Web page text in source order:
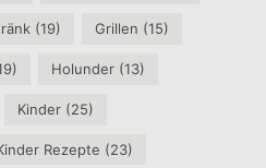
(19) Grillen (15)
Holunder(13)
Kinder(25)
Rezepte (23)